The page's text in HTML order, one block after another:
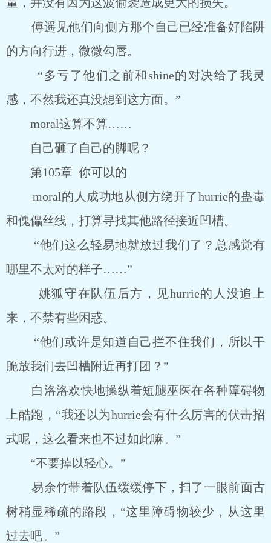
傅遥见他们向侧方那个自己已经准备好陷阱
的方向行进，微微勾唇。
“多亏了他们之前和shine的对决给了我灵
感，不然我还真没想到这方面。”
moral这算不算……
自己砸了自己的脚呢？
第105章 你可以的
moral的人成功地从侧方绕开了hurrie的蛊毒
和傀儡丝线，打算寻找其他路径接近凹槽。
“他们这么轻易地就放过我们了？总感觉有
哪里不太对的样子……”
姚狐守在队伍后方，见hurrie的人没追上
来，不禁有些困惑。
“他们或许是知道自己拦不住我们，所以干
脆放我们去凹槽附近再打团？”
白洛洛欢快地操纵着短腿巫医在各种障碍物
上酷跑，“我还以为hurrie会有什么厉害的伏击招
式呢，这么看来也不过如此嘛。”
“不要掉以轻心。”
易余竹带着队伍缓缓停下，扫了一眼前面古
树稍显稀疏的路段，“这里障碍物较少，从这里
过去吧。”